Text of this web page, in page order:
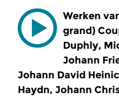
Werken
grand)
Duphly,
Johann
Johann David
Haydn, Johann